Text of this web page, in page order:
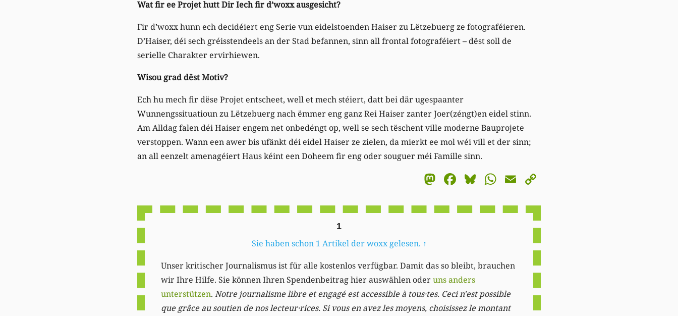
Wat fir ee Projet hutt Dir Iech fir d’woxx ausgesicht?
Fir d’woxx hunn ech decidéiert eng Serie vun eidelstoenden Haiser zu Lëtzebuerg ze fotograféieren.
D’Haiser, déi sech gréisstendeels an der Stad befannen, sinn all frontal fotograféiert – dëst soll de
serielle Charakter ervirhiewen.
Wisou grad dëst Motiv?
Ech hu mech fir dëse Projet entscheet, well et mech stéiert, datt bei där ugespaanter
Wunnengssituatioun zu Lëtzebuerg nach ëmmer eng ganz Rei Haiser zanter Joer(zéngt)en eidel stinn.
Am Alldag falen déi Haiser engem net onbedéngt op, well se sech tëschent ville moderne Bauprojete
verstoppen. Wann een awer bis ufänkt déi eidel Haiser ze zielen, da mierkt ee mol wéi vill et der sinn;
an all eenzelt amenagéiert Haus kéint een Doheem fir eng oder souguer méi Famille sinn.
Mastodon
Facebook
Bluesky
WhatsApp
Email
1
Sie haben schon 1 Artikel der woxx gelesen. ↑
Unser kritischer Journalismus ist für alle kostenlos verfügbar. Damit das so bleibt, brauchen
wir Ihre Hilfe. Sie können Ihren Spendenbeitrag hier auswählen oderuns anders
unterstützen. Notre journalisme libre et engagé est accessible à tous·tes. Ceci n'est possible
que grâce au soutien de nos lecteur·rices. Si vous en avez les moyens, choisissez le montant